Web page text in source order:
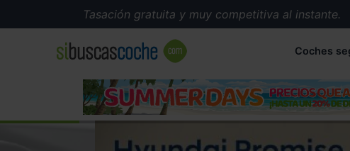
Tasación gratuita y muy competitiva al instante.
Coches